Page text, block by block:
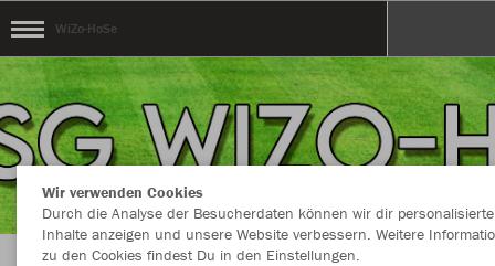
WiZo-HoSe
Wir verwenden Cookies
Durch die Analyse der Besucherdaten können wir dir personalisierte
Inhalte anzeigen und unsere Website verbessern. Weitere
zu den Cookies findest Du in den Einstellungen.